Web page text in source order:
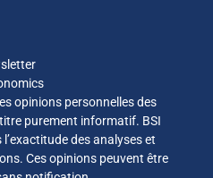
opinions personnelles des
purement informatif. BSI
des analyses et
Ces opinions peuvent être